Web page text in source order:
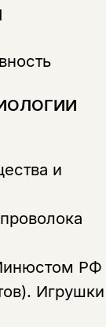
и
РФ
Игрушки